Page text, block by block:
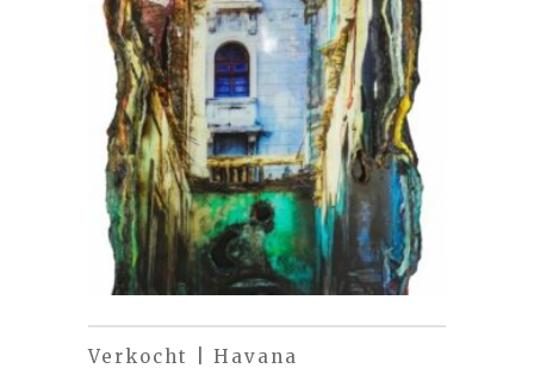
Verkocht | Havana